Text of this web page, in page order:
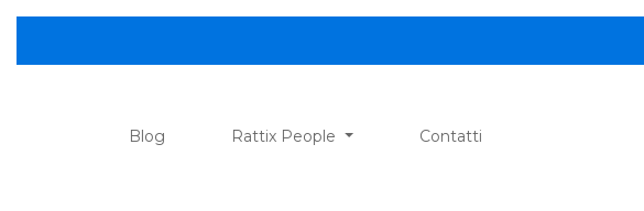
Blog Rattix People Contatti